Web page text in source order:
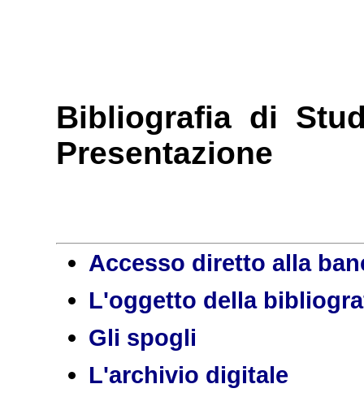
Bibliografia di
Presentazione
Accesso diretto alla
L'oggetto della
Gli spogli
L'archivio digitale